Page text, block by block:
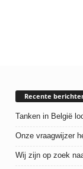
Recente
Tanken in België
Onze vraagwijzer
Wij zijn op zoek